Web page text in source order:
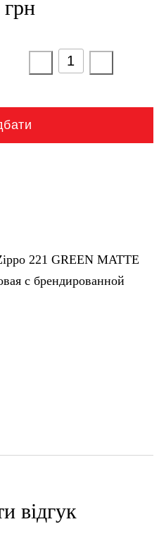
221 GREEN MATTE
с брендированной
відгук